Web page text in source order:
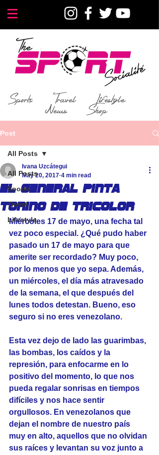
Sports Travel
Lifestyle
News
Shop
Post
All Posts
Sports
Travel
Lifestyle
All Posts
El General pinta
Torino de tricolor
Ivana Uzcátegui
May 20, 2017 4 min read
Miércoles 17 de mayo, una fecha tal
vez poco especial. ¿Qué pudo haber
pasado un 17 de mayo para que
amerite ser recordado? Muy poco,
por lo menos que yo sepa. Además,
un miércoles, el día más atravesado
de la semana, el que después del
lunes todos detestan. Bueno, eso
seguro si no eres venezolano.
Esta vez dejo de lado las guarimbas,
las bombas, los caídos y la
represión, para enfocarme en lo
positivo del momento, lo que nos
pueda regalar sonrisas en tiempos
difíciles y nos hace sentir
orgullosos. En venezolanos que
dejan el nombre de nuestro país
muy en alto, aquellos que no olvidan
sus raíces y levantan su voz junto a